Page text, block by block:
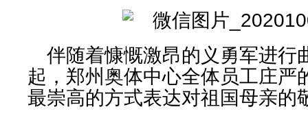
伴随着慷慨激昂的义勇军进行
起，郑州奥体中心全体员工庄严
最崇高的方式表达对祖国母亲的